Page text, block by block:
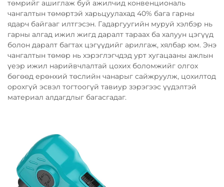
төмрийг ашиглаж буй ажилчид конвенциональ
чангалтын төмөртэй харьцуулахад 40% бага гарны
ядарч байгааг илтгэсэн. Гадаргуугийн муруй хэлбэр нь
гарны алгад ижил жигд даралт тараах ба халуун цэгүүд
болон даралт багтах цэгүүдийг арилгаж, хялбар юм. Энэ
чангалтын төмөр нь хэрэглэгчдэд урт хугацааны ажлын
үеэр ижил нарийвчлалтай цохих боломжийг олгох
бөгөөд ерөнхий төслийн чанарыг сайжруулж, цохилтод
орохгүй эсвэл тогтоогүй тавиур зэрэгээс үүдэлтэй
материал алдагдлыг багасгадаг.